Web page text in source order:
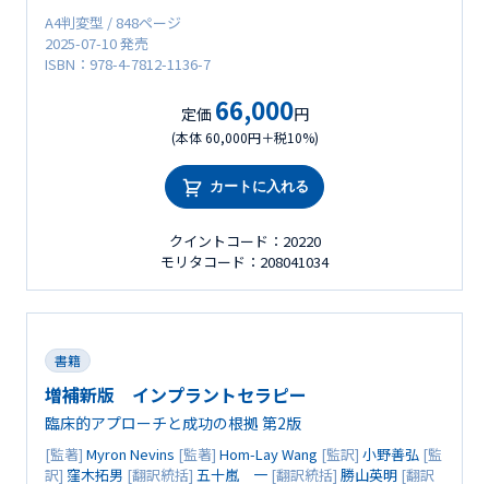
A4判変型 / 848ページ
2025-07-10 発売
ISBN：978-4-7812-1136-7
定価 66,000円
(本体 60,000円＋税10%)
カートに入れる
クイントコード：20220
モリタコード：208041034
書籍
増補新版 インプラントセラピー
臨床的アプローチと成功の根拠 第2版
[監著] Myron Nevins [監著] Hom-Lay Wang [監訳] 小野善弘 [監
訳] 窪木拓男 [翻訳統括] 五十嵐 一 [翻訳統括] 勝山英明 [翻訳